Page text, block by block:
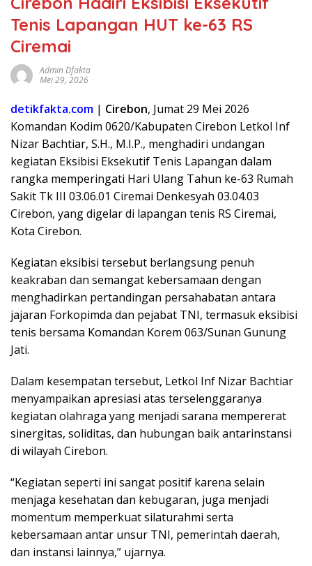
Tenis Lapangan HUT ke-63 RS
Ciremai
Admin Dfakta
Mei 29, 2026
detikfakta.com | Cirebon, Jumat 29 Mei 2026
Komandan Kodim 0620/Kabupaten Cirebon Letkol Inf
Nizar Bachtiar, S.H., M.I.P., menghadiri undangan
kegiatan Eksibisi Eksekutif Tenis Lapangan dalam
rangka memperingati Hari Ulang Tahun ke-63 Rumah
Sakit Tk III 03.06.01 Ciremai Denkesyah 03.04.03
Cirebon, yang digelar di lapangan tenis RS Ciremai,
Kota Cirebon.
Kegiatan eksibisi tersebut berlangsung penuh
keakraban dan semangat kebersamaan dengan
menghadirkan pertandingan persahabatan antara
jajaran Forkopimda dan pejabat TNI, termasuk eksibisi
tenis bersama Komandan Korem 063/Sunan Gunung
Jati.
Dalam kesempatan tersebut, Letkol Inf Nizar Bachtiar
menyampaikan apresiasi atas terselenggaranya
kegiatan olahraga yang menjadi sarana mempererat
sinergitas, soliditas, dan hubungan baik antarinstansi
di wilayah Cirebon.
“Kegiatan seperti ini sangat positif karena selain
menjaga kesehatan dan kebugaran, juga menjadi
momentum memperkuat silaturahmi serta
kebersamaan antar unsur TNI, pemerintah daerah,
dan instansi lainnya,” ujarnya.